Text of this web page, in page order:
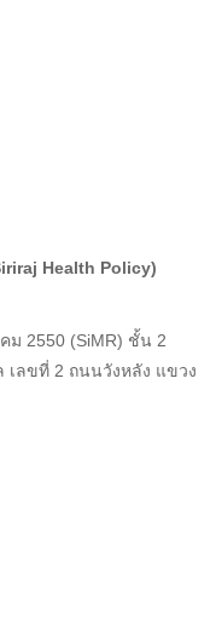
Health Policy)
ม 2550 (SiMR) ชั้น 2
ลขที่ 2 ถนนวังหลัง แขวง